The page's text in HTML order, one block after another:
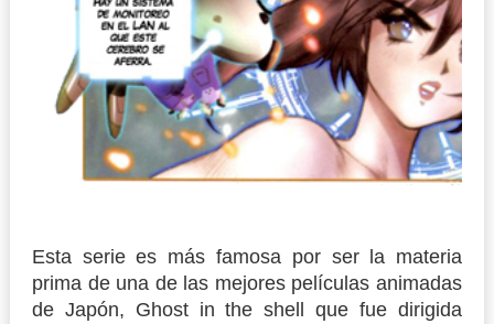
Esta serie es más famosa por ser la materia
prima de una de las mejores películas animadas
de Japón, Ghost in the shell que fue dirigida